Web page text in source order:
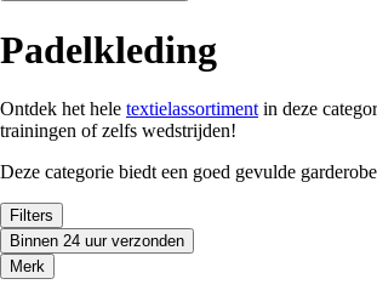
Padelkleding
Ontdek het hele textielassortiment in deze
trainingen of zelfs wedstrijden!
Deze categorie biedt een goed gevulde
Filters
Binnen 24 uur verzonden
Merk